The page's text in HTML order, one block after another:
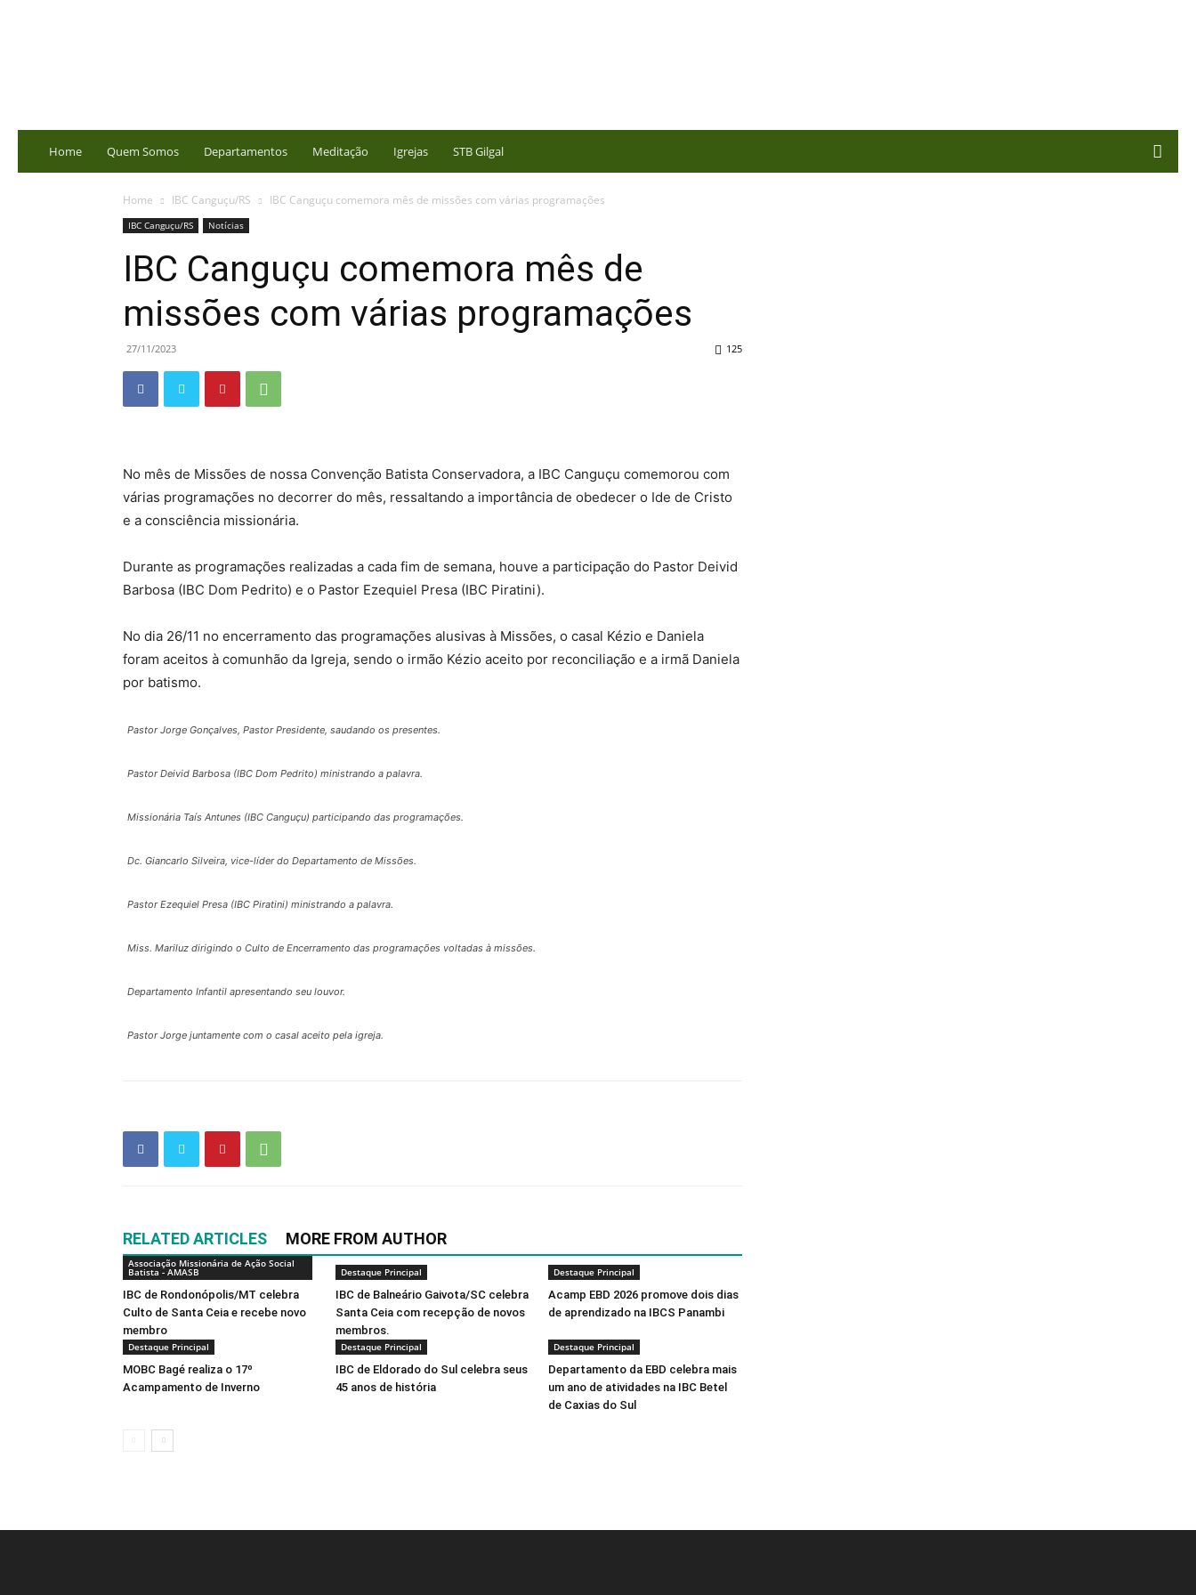
Home Quem Somos Departamentos Meditação Igrejas STB Gilgal
Home IBC Canguçu/RS IBC Canguçu comemora mês de missões com várias programações
IBC Canguçu/RS Notícias
IBC Canguçu comemora mês de
missões com várias programações
27/11/2023 125
No mês de Missões de nossa Convenção Batista Conservadora, a IBC Canguçu comemorou com
várias programações no decorrer do mês, ressaltando a importância de obedecer o Ide de Cristo
e a consciência missionária.
Durante as programações realizadas a cada fim de semana, houve a participação do Pastor Deivid
Barbosa (IBC Dom Pedrito) e o Pastor Ezequiel Presa (IBC Piratini).
No dia 26/11 no encerramento das programações alusivas à Missões, o casal Kézio e Daniela
foram aceitos à comunhão da Igreja, sendo o irmão Kézio aceito por reconciliação e a irmã Daniela
por batismo.
Pastor Jorge Gonçalves, Pastor Presidente, saudando os presentes.
Pastor Deivid Barbosa (IBC Dom Pedrito) ministrando a palavra.
Missionária Taís Antunes (IBC Canguçu) participando das programações.
Dc. Giancarlo Silveira, vice-líder do Departamento de Missões.
Pastor Ezequiel Presa (IBC Piratini) ministrando a palavra.
Miss. Mariluz dirigindo o Culto de Encerramento das programações voltadas à missões.
Departamento Infantil apresentando seu louvor.
Pastor Jorge juntamente com o casal aceito pela igreja.
RELATED ARTICLES MORE FROM AUTHOR
Associação Missionária de Ação Social
Batista - AMASB
IBC de Rondonópolis/MT celebra
Culto de Santa Ceia e recebe novo
membro
Destaque Principal
IBC de Balneário Gaivota/SC celebra
Santa Ceia com recepção de novos
membros.
Destaque Principal
Acamp EBD 2026 promove dois dias
de aprendizado na IBCS Panambi
Destaque Principal
MOBC Bagé realiza o 17º
Acampamento de Inverno
Destaque Principal
IBC de Eldorado do Sul celebra seus
45 anos de história
Destaque Principal
Departamento da EBD celebra mais
um ano de atividades na IBC Betel
de Caxias do Sul